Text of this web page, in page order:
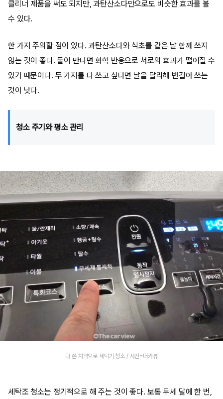
클리너 제품을 써도 되지만, 과탄산소다만으로도 비슷한 효과를 볼
수 있다.
한 가지 주의할 점이 있다. 과탄산소다와 식초를 같은 날 함께 쓰지
않는 것이 좋다. 둘이 만나면 화학 반응으로 서로의 효과가 떨어질 수
있기 때문이다. 두 가지를 다 쓰고 싶다면 날을 달리해 번갈아 쓰는
것이 낫다.
청소 주기와 평소 관리
다 쓴 치약으로 세탁기 청소 / 사진=더카뷰
세탁조 청소는 정기적으로 해 주는 것이 좋다. 보통 두세 달에 한 번,